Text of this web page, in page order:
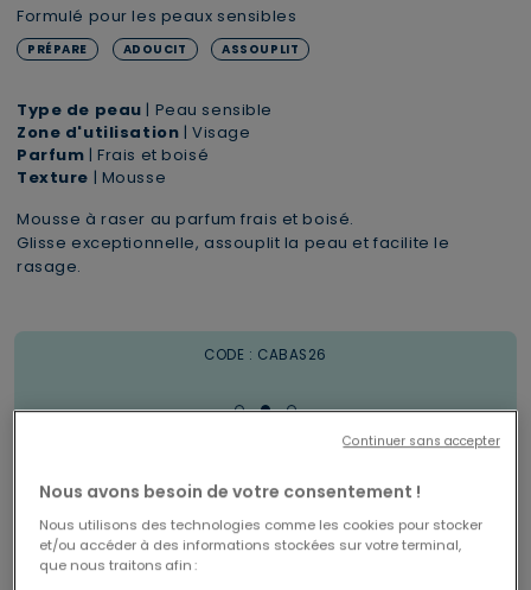
Formulé pour les peaux sensibles
PRÉPARE ADOUCIT ASSOUPLIT
Type de peau | Peau sensible
Zone d'utilisation | Visage
Parfum | Frais et boisé
Texture | Mousse
Mousse à raser au parfum frais et boisé.
Glisse exceptionnelle, assouplit la peau et facilite le
rasage.
1 trousse XL offerte dès 69€
CODE : CABAS26
Livraison offerte en Mondial Relay
Le pack contient
Nous avons besoin de votre consentement !
Nous utilisons des technologies comme les cookies pour stocker
et/ou accéder à des informations stockées sur votre terminal,
que nous traitons afin :
Continuer sans accepter